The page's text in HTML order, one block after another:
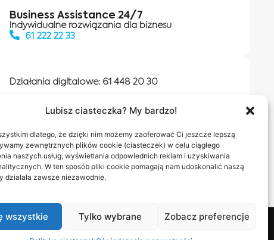
Lubisz ciasteczka? My bardzo!
dlatego, że dzięki nim możemy zaoferować Ci jeszcze lepszą
zewnętrznych plików cookie (ciasteczek) w celu ciągłego
naszych usług, wyświetlania odpowiednich reklam i uzyskiwania
W ten sposób pliki cookie pomagają nam udoskonalić naszą
działała zawsze niezawodnie.
wszystkie Tylko wybrane Zobacz preferencje
Business Assistance 24/7
Indywidualne rozwiązania dla biznesu
61 222 22 33
Działania digitalowe: 61 448 20 30
Salony INEA Napisz do nas
nas